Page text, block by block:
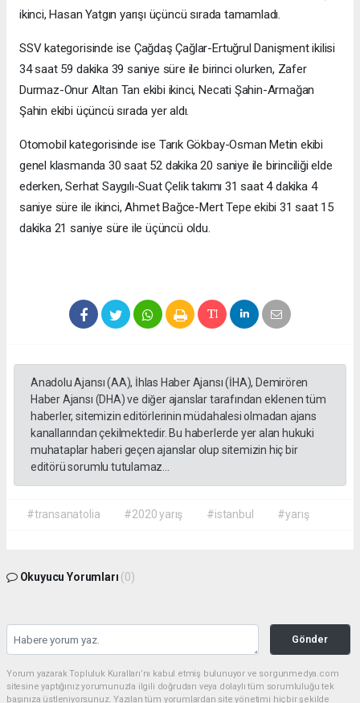
ikinci, Hasan Yatgın yarışı üçüncü sırada tamamladı.
SSV kategorisinde ise Çağdaş Çağlar-Ertuğrul Danişment ikilisi
34 saat 59 dakika 39 saniye süre ile birinci olurken, Zafer
Durmaz-Onur Altan Tan ekibi ikinci, Necati Şahin-Armağan
Şahin ekibi üçüncü sırada yer aldı.
Otomobil kategorisinde ise Tarık Gökbay-Osman Metin ekibi
genel klasmanda 30 saat 52 dakika 20 saniye ile birinciliği elde
ederken, Serhat Saygılı-Suat Çelik takımı 31 saat 4 dakika 4
saniye süre ile ikinci, Ahmet Bağce-Mert Tepe ekibi 31 saat 15
dakika 21 saniye süre ile üçüncü oldu.
Anadolu Ajansı (AA), İhlas Haber Ajansı (İHA), Demirören
Haber Ajansı (DHA) ve diğer ajanslar tarafından eklenen tüm
haberler, sitemizin editörlerinin müdahalesi olmadan ajans
kanallarından çekilmektedir. Bu haberlerde yer alan hukuki
muhataplar haberi geçen ajanslar olup sitemizin hiç bir
editörü sorumlu tutulamaz...
#transanatolia #2020 yarış #istanbul #yarış
Okuyucu Yorumları (0)
Gönder
Yorum yazarak Topluluk Kuralları’nı kabul etmiş bulunuyor ve sorgunmedya.com
sitesine yaptığınız yorumunuzla ilgili doğrudan veya dolaylı tüm sorumluluğu tek
başınıza üstleniyorsunuz. Yazılan tüm yorumlardan site yönetimi hiçbir şekilde